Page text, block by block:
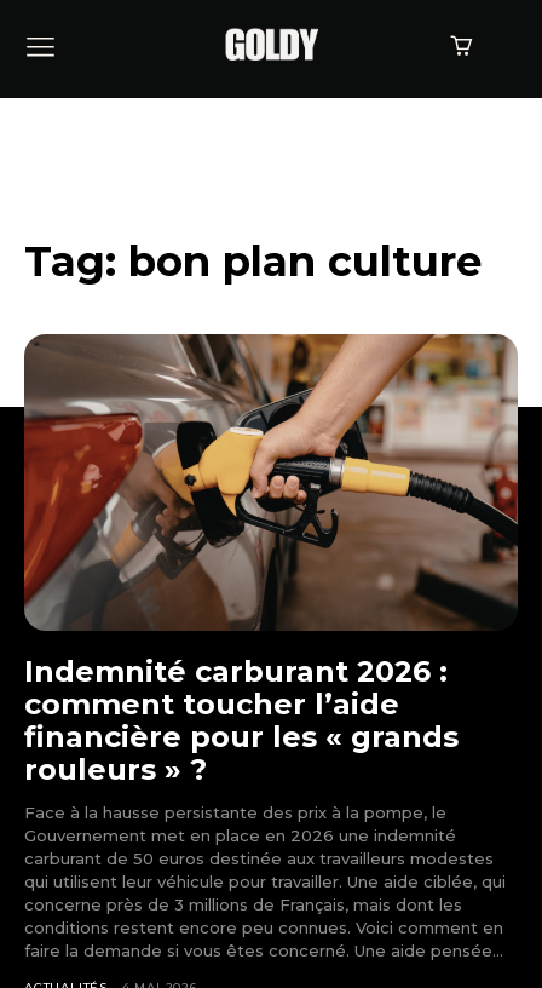
Tag: bon plan culture
Indemnité carburant 2026 :
comment toucher l’aide
financière pour les « grands
rouleurs » ?
Face à la hausse persistante des prix à la pompe, le
Gouvernement met en place en 2026 une indemnité
carburant de 50 euros destinée aux travailleurs modestes
qui utilisent leur véhicule pour travailler. Une aide ciblée, qui
concerne près de 3 millions de Français, mais dont les
conditions restent encore peu connues. Voici comment en
faire la demande si vous êtes concerné. Une aide pensée...